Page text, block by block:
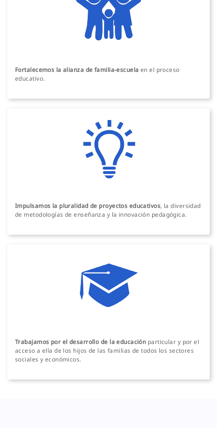
Fortalecemos la alianza de familia-escuela en el proceso
educativo.
Impulsamos la pluralidad de proyectos educativos, la diversidad
de metodologías de enseñanza y la innovación pedagógica.
Trabajamos por el desarrollo de la educación particular y por el
acceso a ella de los hijos de las familias de todos los sectores
sociales y económicos.